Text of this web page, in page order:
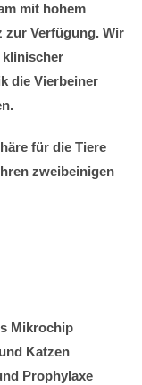
mit hohem
zur Verfügung. Wir
klinischer
die Vierbeiner
für die Tiere
zweibeinigen
Mikrochip
Katzen
Prophylaxe